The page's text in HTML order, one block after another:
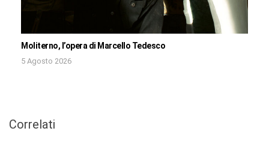
Moliterno, l’opera di Marcello Tedesco
5 Agosto 2026
Correlati